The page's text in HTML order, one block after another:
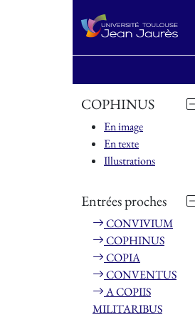
COPHINUS
En image
En texte
Illustrations
Entrées proches
CONVIVIUM
COPHINUS
COPIA
CONVENTUS
A COPIIS
MILITARIBUS